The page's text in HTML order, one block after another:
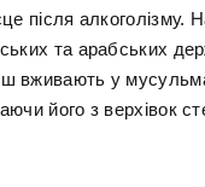
після алкоголізму.
та арабських
вживають у
його з верхівок